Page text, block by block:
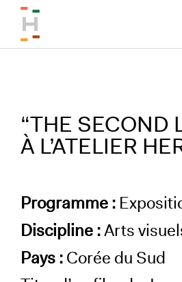
“THE SECOND
À L’ATELIER
Programme :
Discipline :Arts
Pays :Corée du Sud